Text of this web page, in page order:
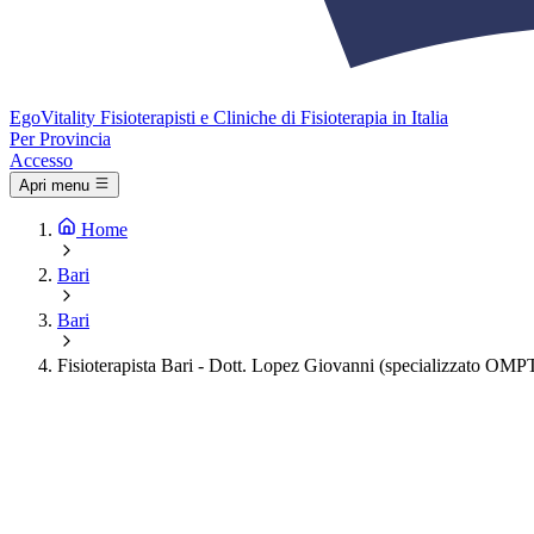
EgoVitality Fisioterapisti e Cliniche di Fisioterapia in Italia
Per Provincia
Accesso
Apri menu
Home
Bari
Bari
Fisioterapista Bari - Dott. Lopez Giovanni (specializzato